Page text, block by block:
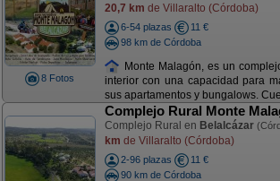
8 Fotos
20,7 km de Villaralto (Córdoba)
6-54 plazas
11 €
98 km de Córdoba
Monte Malagón, es un
interior con una capacidad para
sus apartamentos y bungalows.
Complejo Rural Monte
Complejo Rural en Belalcázar
km de Villaralto (Córdoba)
2-96 plazas
11 €
90 km de Córdoba